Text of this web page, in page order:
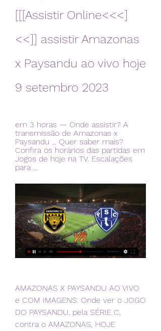
[[[Assistir Online<<<]
<<]] assistir Amazonas
x Paysandu ao vivo hoje
9 setembro 2023
em 3 horas — Onde assistir? A
transmissão de Amazonas x
Paysandu ... Quer saber mais?
Confira os horários das partidas em
Jogos de hoje na TV. Escalações
para ...
AMAZONAS X PAYSANDU AO VIVO
e COM IMAGENS: Onde ver o JOGO
DO PAYSANDU, pela SÉRIE C,
contra o AMAZONAS, HOJE